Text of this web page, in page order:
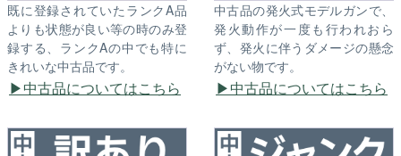
既に登録されていたランクA品
よりも状態が良い等の時のみ登
録する、ランクAの中でも特に
きれいな中古品です。
中古品についてはこちら
中古品の発火式モデルガンで、
発火動作が一度も行われおら
ず、発火に伴うダメージの懸念
がない物です。
中古品についてはこちら